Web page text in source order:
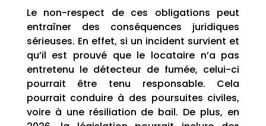
Le non-respect de ces obligations peut
entraîner des conséquences juridiques
sérieuses. En effet, si un incident survient et
qu’il est prouvé que le locataire n’a pas
entretenu le détecteur de fumée, celui-ci
pourrait être tenu responsable. Cela
pourrait conduire à des poursuites civiles,
voire à une résiliation de bail. De plus, en